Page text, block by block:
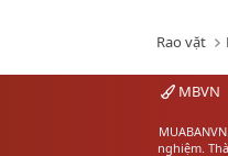
Rao vặt
MBVN
nghiệm.